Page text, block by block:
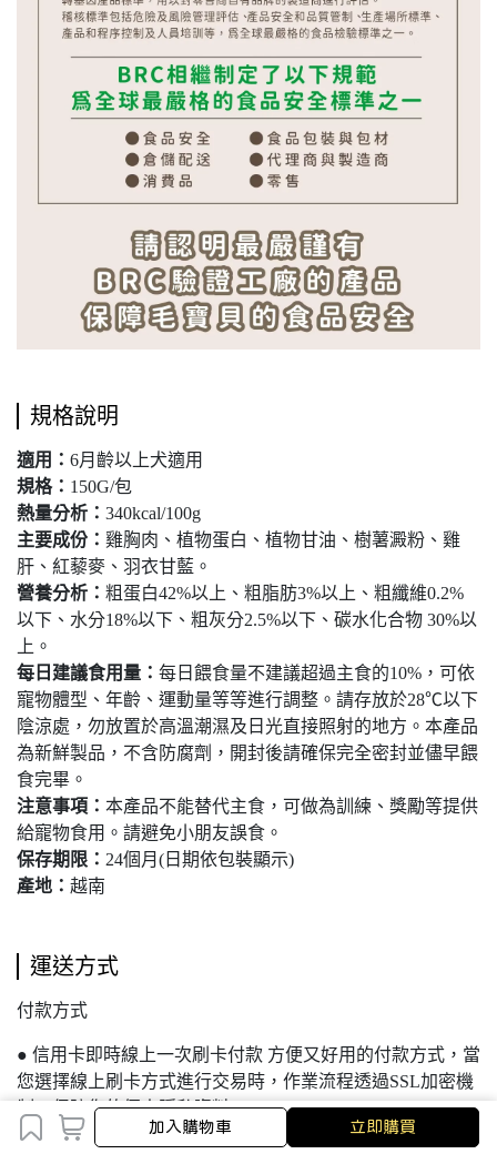
加入購物車 立即購買
規格說明
適用： 6月齡以上犬適用
規格： 150G/包
熱量分析： 340kcal/100g
主要成份： 雞胸肉、植物蛋白、植物甘油、樹薯澱粉、雞
肝、紅藜麥、羽衣甘藍。
營養分析： 粗蛋白42%以上、粗脂肪3%以上、粗纖維0.2%
以下、水分18%以下、粗灰分2.5%以下、碳水化合物 30%以
上。
每日建議食用量： 每日餵食量不建議超過主食的10%，可依
寵物體型、年齡、運動量等等進行調整。請存放於28℃以下
陰涼處，勿放置於高溫潮濕及日光直接照射的地方。本產品
為新鮮製品，不含防腐劑，開封後請確保完全密封並儘早餵
食完畢。
注意事項： 本產品不能替代主食，可做為訓練、獎勵等提供
給寵物食用。請避免小朋友誤食。
保存期限： 24個月(日期依包裝顯示)
產地： 越南
運送方式
付款方式
● 信用卡即時線上一次刷卡付款 方便又好用的付款方式，當
您選擇線上刷卡方式進行交易時，作業流程透過SSL加密機
制，保障您的個人隱私資料。